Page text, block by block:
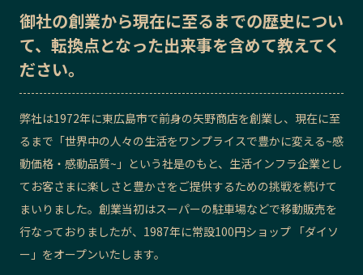
「人」から探す
記事ライター アンバサダー
お問い合わせ 会社概要
御社の創業から現在に至るまでの歴史につい
て、転換点となった出来事を含めて教えてく
ださい。
弊社は1972年に東広島市で前身の矢野商店を創業し、現在に至
るまで「世界中の人々の生活をワンプライスで豊かに変える~感
動価格・感動品質~」という社是のもと、生活インフラ企業とし
てお客さまに楽しさと豊かさをご提供するための挑戦を続けて
まいりました。創業当初はスーパーの駐車場などで移動販売を
行なっておりましたが、1987年に常設100円ショップ 「ダイソ
ー」をオープンいたします。